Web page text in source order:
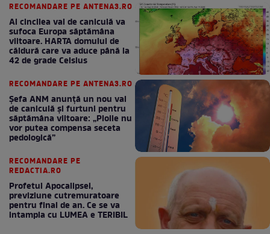
RECOMANDARE PE ANTENA3.RO
Al cincilea val de caniculă va
sufoca Europa săptămâna
viitoare. HARTA domului de
căldură care va aduce până la
42 de grade Celsius
RECOMANDARE PE ANTENA3.RO
Șefa ANM anunță un nou val
de caniculă și furtuni pentru
săptămâna viitoare: „Ploile nu
vor putea compensa seceta
pedologică”
RECOMANDARE PE
REDACTIA.RO
Profetul Apocalipsei,
previziune cutremuratoare
pentru final de an. Ce se va
intampla cu LUMEA e TERIBIL